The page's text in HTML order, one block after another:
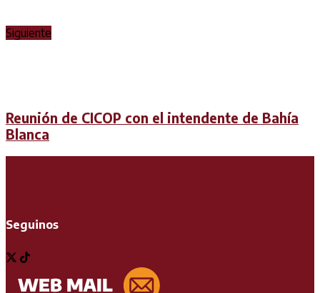
Siguiente
Reunión de CICOP con el intendente de Bahía
Blanca
Seguinos